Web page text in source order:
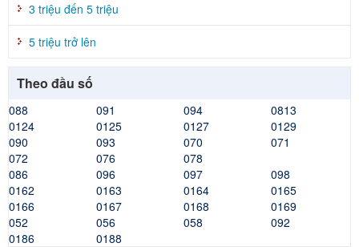
3 triệu đến 5 triệu
5 triệu trở lên
Theo đầu số
088 091 094
0813
0124
0125 0127
0129
090
093 070
071
072
076
078
086
096 097
098
0162
0163 0164
0165
0166
0167 0168
0169
052
056 058
092
0186
0188